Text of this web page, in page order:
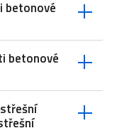
betonové
betonové